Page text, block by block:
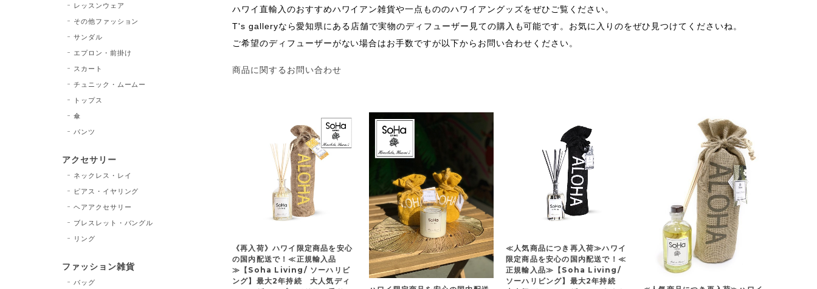
ハワイ直輸入のおすすめハワイアン雑貨や一点もののハワイアングッズをぜひご覧ください。
T's galleryなら愛知県にある店舗で実物のディフューザー見ての購入も可能です。お気に入りのをぜひ見つけてくださいね。
ご希望のディフューザーがない場合はお手数ですが以下からお問い合わせください。
商品に関するお問い合わせ
《再入荷》ハワイ限定商品を安心
の国内配送で！≪正規輸入品
≫【Soha Living/ ソーハリビ
ング】最大2年持続 大人気ディ
≪人気商品につき再入荷≫ハワイ
限定商品を安心の国内配送で！≪
正規輸入品≫【Soha Living/
ソーハリビング】最大2年持続
レッスンウェア
その他ファッション
サンダル
エプロン・前掛け
スカート
チュニック・ムームー
トップス
傘
パンツ
アクセサリー
ネックレス・レイ
ピアス・イヤリング
ヘアアクセサリー
ブレスレット・バングル
リング
ファッション雑貨
バッグ